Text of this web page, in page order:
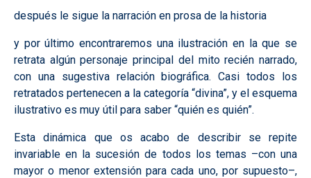
después le sigue la narración en prosa de la historia
y por último encontraremos una ilustración en la que se
retrata algún personaje principal del mito recién narrado,
con una sugestiva relación biográfica. Casi todos los
retratados pertenecen a la categoría “divina”, y el esquema
ilustrativo es muy útil para saber “quién es quién”.
Esta dinámica que os acabo de describir se repite
invariable en la sucesión de todos los temas –con una
mayor o menor extensión para cada uno, por supuesto–,